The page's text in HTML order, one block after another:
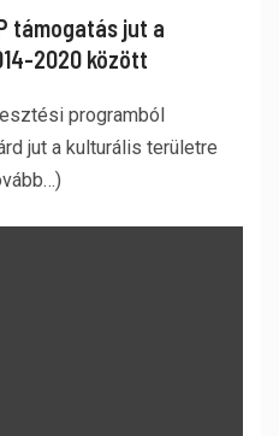
támogatás jut a
2020 között
programból
jut a kulturális területre